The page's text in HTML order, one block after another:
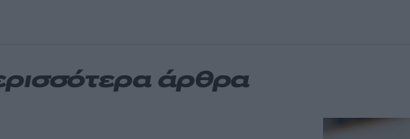
άρθρα